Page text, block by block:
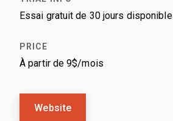
Essai gratuit de 30 jours disponible
À partir de 9$/mois
Website